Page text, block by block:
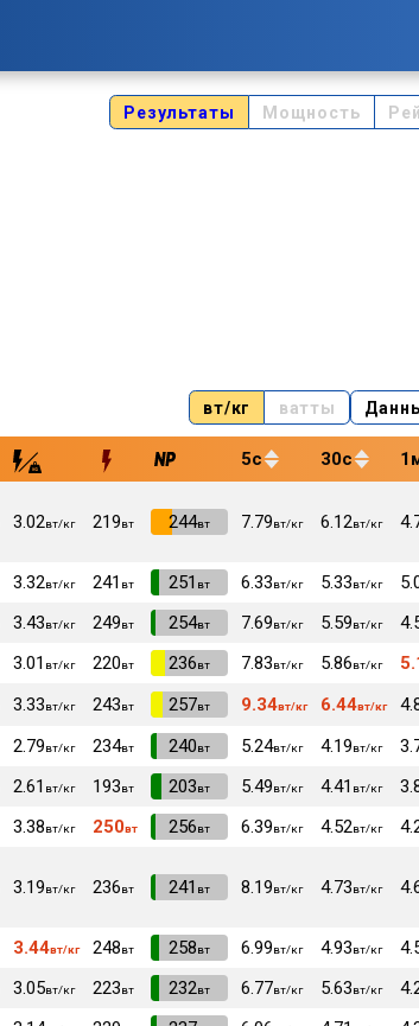
Результаты Мощность
вт/кг ватты
5с 30с
3.02вт/кг 219вт VI244вт 7.79вт/кг 6.12вт/кг
3.32вт/кг 241 вт VI251 вт 6.33вт/кг 5.33вт/кг
3.43вт/кг 249вт VI254вт 7.69вт/кг 5.59вт/кг
3.01 вт/кг 220вт VI236вт 7.83вт/кг 5.86вт/кг
3.33вт/кг 243вт VI257вт 9.34вт/кг 6.44вт/кг
2.79вт/кг 234вт VI240вт 5.24вт/кг 4.19вт/кг
2.61 вт/кг 193вт VI203вт 5.49вт/кг 4.41 вт/кг
3.38вт/кг 250вт VI256вт 6.39вт/кг 4.52вт/кг
3.19вт/кг 236вт VI241 вт 8.19вт/кг 4.73вт/кг
3.44вт/кг 248вт VI258вт 6.99вт/кг 4.93вт/кг
3.05вт/кг 223вт VI232вт 6.77вт/кг 5.63вт/кг